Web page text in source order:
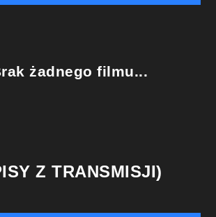
żadnego filmu...
Z TRANSMISJI)